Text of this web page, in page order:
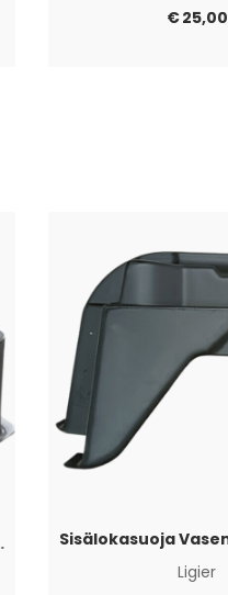
€25,00
2017+
Ligier